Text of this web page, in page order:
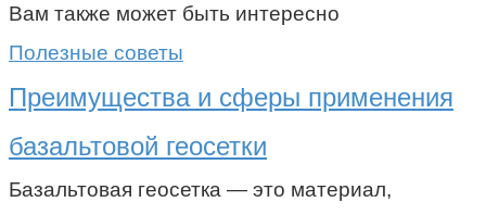
Вам также может быть интересно
Полезные советы
Преимущества и сферы применения
базальтовой геосетки
Базальтовая геосетка — это материал,